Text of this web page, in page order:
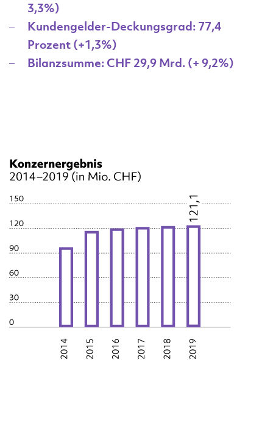
3,3%)
Kundengelder-Deckungsgrad: 77,4
Prozent (+1,3%)
Bilanzsumme: CHF 29,9 Mrd. (+ 9,2%)